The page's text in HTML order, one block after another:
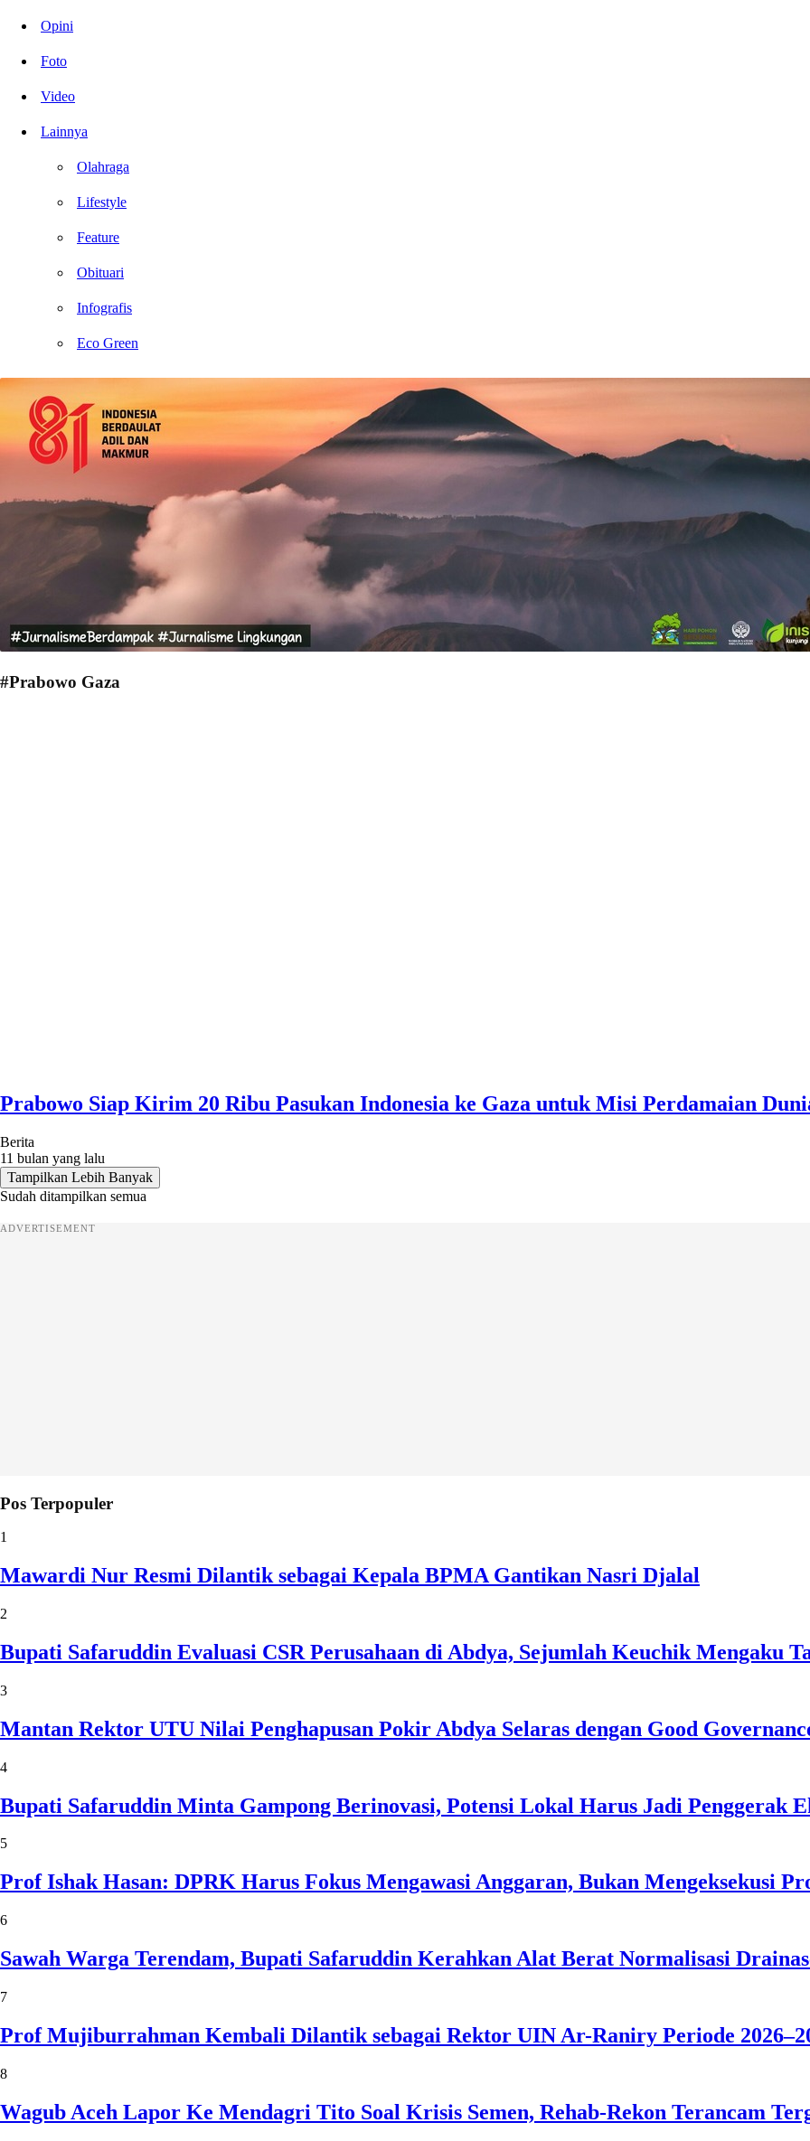
Opini
Foto
Video
Lainnya
Olahraga
Lifestyle
Feature
Obituari
Infografis
Eco Green
#Prabowo Gaza
Prabowo Siap Kirim 20 Ribu Pasukan Indonesia ke Gaza untuk Misi Perdamaian
Berita
11 bulan yang lalu
Tampilkan Lebih Banyak
Sudah ditampilkan semua
ADVERTISEMENT
Pos Terpopuler
1
Mawardi Nur Resmi Dilantik sebagai Kepala BPMA Gantikan Nasri Djalal
2
Bupati Safaruddin Evaluasi CSR Perusahaan di Abdya, Sejumlah Keuchik Mengaku
3
Mantan Rektor UTU Nilai Penghapusan Pokir Abdya Selaras dengan Good
4
Bupati Safaruddin Minta Gampong Berinovasi, Potensi Lokal Harus Jadi Penggerak
5
Prof Ishak Hasan: DPRK Harus Fokus Mengawasi Anggaran, Bukan Mengeksekusi
6
Sawah Warga Terendam, Bupati Safaruddin Kerahkan Alat Berat Normalisasi
7
Prof Mujiburrahman Kembali Dilantik sebagai Rektor UIN Ar-Raniry Periode
8
Wagub Aceh Lapor Ke Mendagri Tito Soal Krisis Semen, Rehab-Rekon Terancam